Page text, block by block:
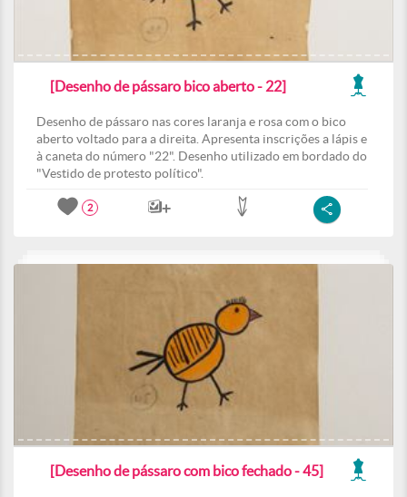
[Desenho de pássaro bico aberto - 22]
Desenho de pássaro nas cores laranja e rosa com o bico
aberto voltado para a direita. Apresenta inscrições a lápis e
à caneta do número "22". Desenho utilizado em bordado do
"Vestido de protesto político".
2
[Desenho de pássaro com bico fechado - 45]